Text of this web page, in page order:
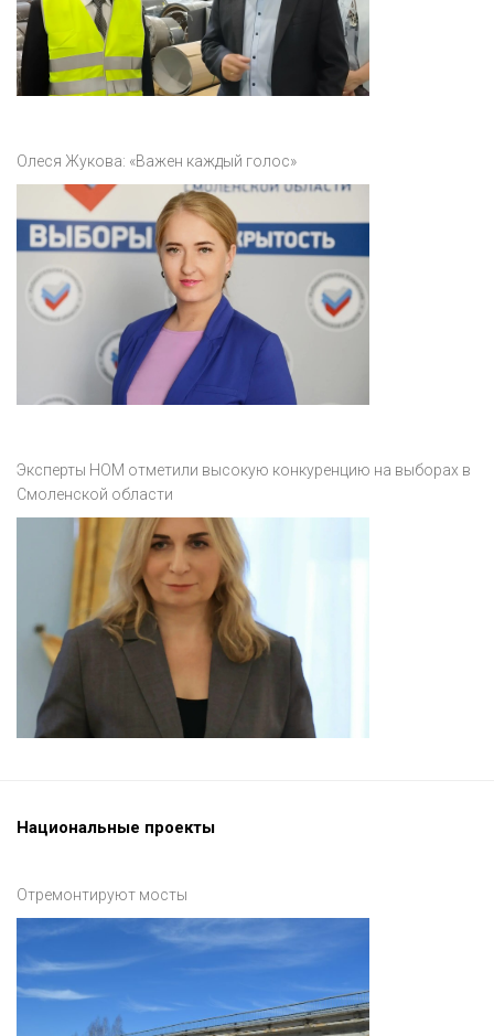
Память
Наши юбиляры
Олеся Жукова: «Важен каждый голос»
Эксперты НОМ отметили высокую конкуренцию на выборах в
Смоленской области
Национальные проекты
Отремонтируют мосты